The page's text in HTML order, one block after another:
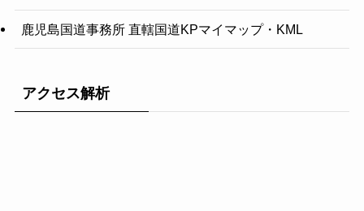
鹿児島国道事務所 直轄国道KPマイマップ・KML
アクセス解析